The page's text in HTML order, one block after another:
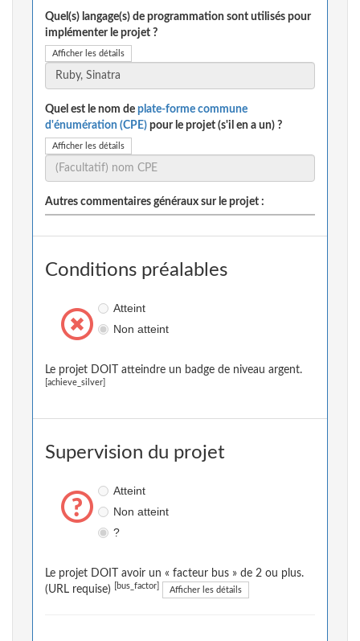
Quel(s) langage(s) de programmation sont utilisés pour
implémenter le projet ?
Afficher les détails
Quel est le nom de plate-forme commune
d'énumération (CPE) pour le projet (s'il en a un) ?
Afficher les détails
Autres commentaires généraux sur le projet :
Conditions préalables
Atteint
Non atteint
Le projet DOIT atteindre un badge de niveau argent.
[achieve_silver]
Supervision du projet
Atteint
Non atteint
?
Le projet DOIT avoir un « facteur bus » de 2 ou plus.
(URL requise)
[bus_factor] Afficher les détails